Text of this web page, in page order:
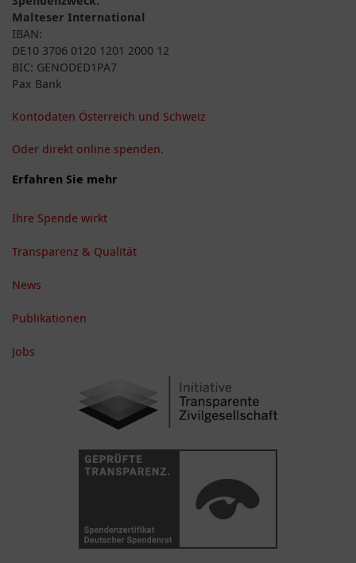
Malteser International
IBAN:
DE10 3706 0120 1201 2000 12
BIC: GENODED1PA7
Pax Bank
Kontodaten Österreich und Schweiz
Oder direkt online spenden.
Erfahren Sie mehr
Ihre Spende wirkt
Transparenz & Qualität
News
Publikationen
Jobs